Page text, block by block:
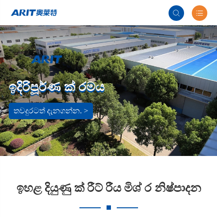
 
ඉදිරිපූර්ණ ක් රමය
තවදුරටත් දැනගන්න. >
ඉහළ දියුණු ක් රීට් රීය මිශ් ර නිෂ්පාදන